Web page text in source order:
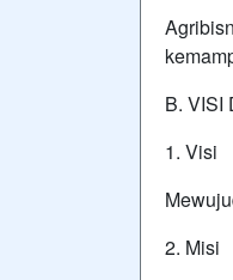
B. VISI
1. Visi
2. Misi